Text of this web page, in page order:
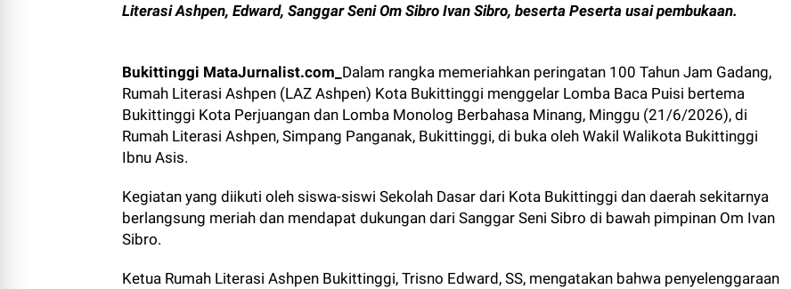
Literasi Ashpen, Edward, Sanggar Seni Om Sibro Ivan Sibro, beserta Peserta usai pembukaan.
Bukittinggi MataJurnalist.com_ Dalam rangka memeriahkan peringatan 100 Tahun Jam Gadang,
Rumah Literasi Ashpen (LAZ Ashpen) Kota Bukittinggi menggelar Lomba Baca Puisi bertema
Bukittinggi Kota Perjuangan dan Lomba Monolog Berbahasa Minang, Minggu (21/6/2026), di
Rumah Literasi Ashpen, Simpang Panganak, Bukittinggi, di buka oleh Wakil Walikota Bukittinggi
Ibnu Asis.
Kegiatan yang diikuti oleh siswa-siswi Sekolah Dasar dari Kota Bukittinggi dan daerah sekitarnya
berlangsung meriah dan mendapat dukungan dari Sanggar Seni Sibro di bawah pimpinan Om Ivan
Sibro.
Ketua Rumah Literasi Ashpen Bukittinggi, Trisno Edward, SS, mengatakan bahwa penyelenggaraan